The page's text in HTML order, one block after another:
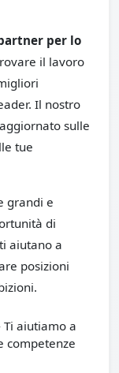
per lo
il lavoro
Il nostro
sulle
tue
grandi e
di
aiutano a
posizioni
Ti aiutiamo a
competenze